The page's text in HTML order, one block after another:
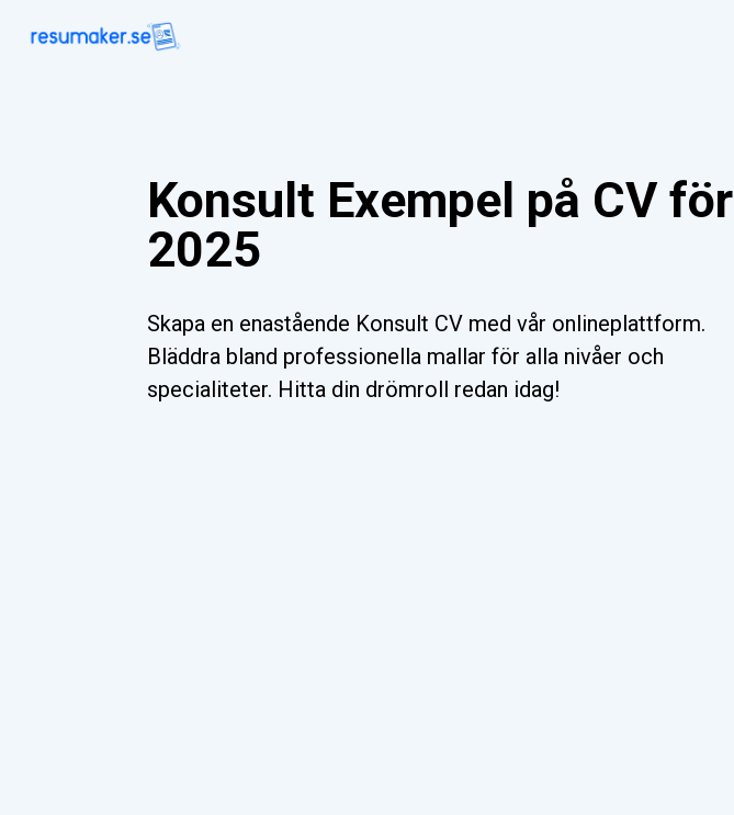
Konsult Exempel på CV för
2025
Skapa en enastående Konsult CV med vår onlineplattform.
Bläddra bland professionella mallar för alla nivåer och
specialiteter. Hitta din drömroll redan idag!